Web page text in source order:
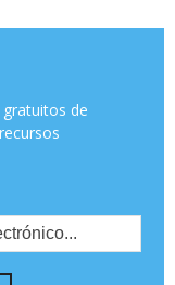
de